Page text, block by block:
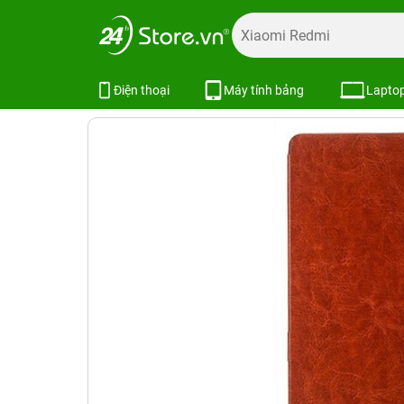
Điện thoại Máy tính bảng
Trang chủ Ốp lưng